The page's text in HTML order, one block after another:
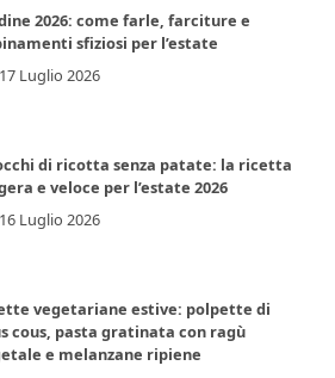
2026: come farle, farciture e
sfiziosi per l’estate
17 Luglio 2026
di ricotta senza patate: la ricetta
e veloce per l’estate 2026
16 Luglio 2026
vegetariane estive: polpette di
cous, pasta gratinata con ragù
e melanzane ripiene